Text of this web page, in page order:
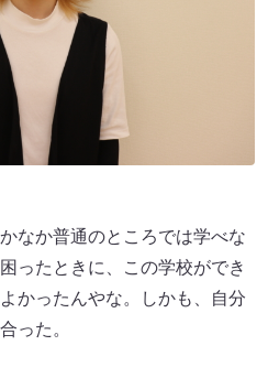
なか普通のところでは学べな
ったときに、この学校ができ
かったんやな。しかも、自分
った。